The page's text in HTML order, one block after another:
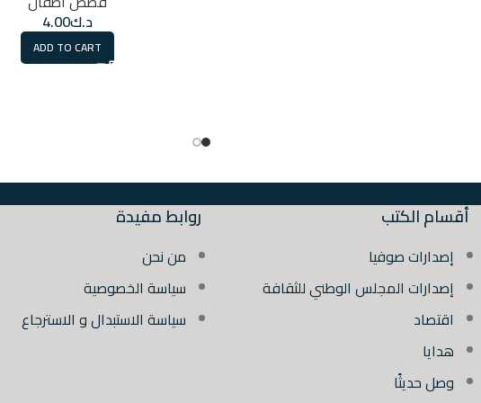
د.ك4.00
ADD TO CART
أقسام الكتب
إصدارات صوفيا
إصدارات المجلس الوطني للثقافة
اقتصاد
هدايا
وصل حديثًا
روابط مفيدة
من نحن
سياسة الخصوصية
سياسة الاستبدال و الاسترجاع